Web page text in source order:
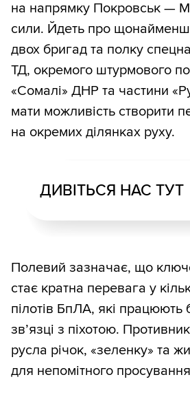
на напрямку Покровськ —
сили. Йдеть про
двох бригад та полку
ТД, окремого штурмового
«Сомалі» ДНР та частини
мати можливість створити
на окремих ділянках руху.
ДИВІТЬСЯ НАС ТУТ
Полевий зазначає, що
стає кратна перевага у
пілотів БпЛА, які працюють
зв’язці з піхотою.
русла річок, «зеленку» та
для непомітного